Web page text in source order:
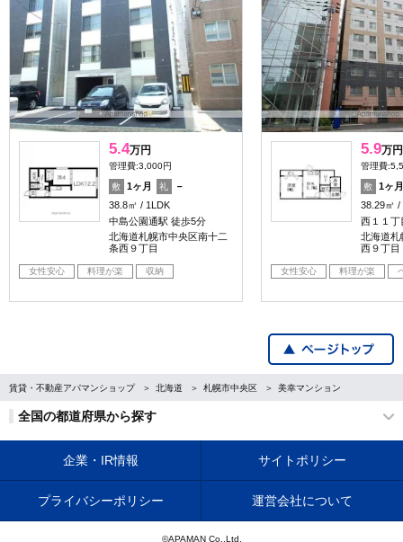
5.4万円
管理費:3,000円
敷 1ヶ月 礼
－
38.8㎡
1LDK
中島公園通駅 徒歩5分
北海道札幌市中央区南十二
条西９丁目
女性安心 料理が楽 収納
5.9万円
管理費
敷
1ヶ月
38.29㎡
西１１丁
北海道札
西９丁目
女性安心 料理が楽
賃貸・不動産アパマンショップ 北海道 札幌市中央区 美幸マンション
全国の都道府県から探す
企業・IR情報 サイトポリシー
プライバシーポリシー 運営会社について
©APAMAN Co.,Ltd.